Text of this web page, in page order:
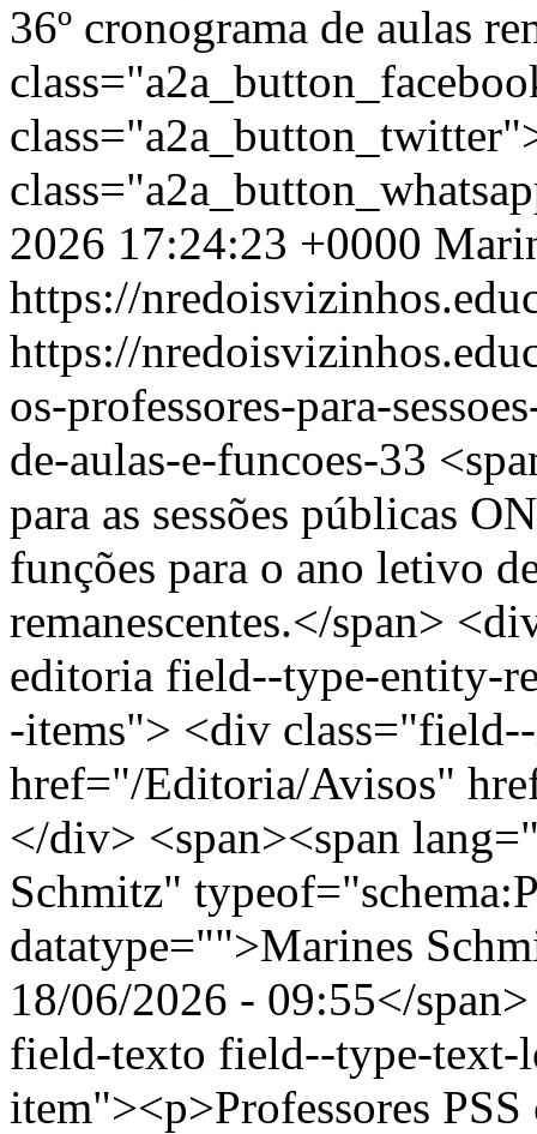
36º cronograma de aulas
2026 17:24:23 +0000
https://
https://
os-professores-para-
de-aulas-e-funcoes-33
para as sessões públicas
funções para o ano letivo
remanescentes.</span>
editoria field--type-entity-
-items"> <div
href="/Editoria/Avisos"
</div> <span><span
Schmitz"
datatype="">Marines
18/06/2026 - 09:55</
field-texto field--type-
item"><p>Professores